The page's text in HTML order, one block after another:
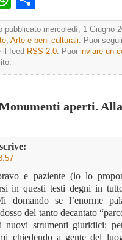
pubblicato mercoledì, 1 Giugno
Arte e beni culturali . Puoi
il feed RSS 2.0 . Puoi inviare un
aperti. Alla
scrive:
e paziente (io lo
in questi testi degni in
domando se l’enorme
del tanto decantato
strumenti giuridici:
chiedendo a gente del